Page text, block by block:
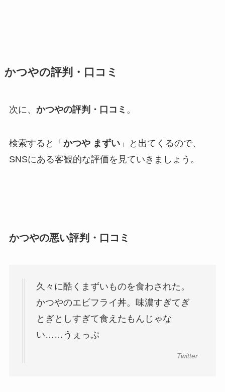
かつやの評判・口コミ
次に、 かつやの評判・口コミ 。
検索すると「 かつや まずい」と出てくるので、
SNSにある客観的な評価を見ていきましょう。
かつやの悪い評判・口コミ
久々に酷くまずいものを食わされた。
かつやのエビフライ丼。味濃すぎてぎ
とぎとしすぎて食えたもんじゃな
い……うぇっぷ
Twitter